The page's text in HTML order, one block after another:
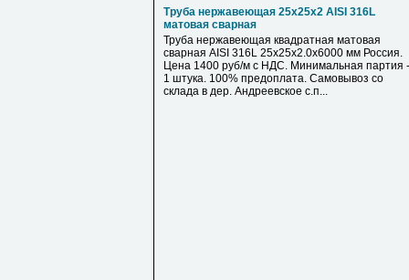
Труба нержавеющая 25х25х2 AISI 316L
матовая сварная
Труба нержавеющая квадратная матовая
сварная AISI 316L 25х25х2.0х6000 мм Россия.
Цена 1400 руб/м с НДС. Минимальная партия -
1 штука. 100% предоплата. Самовывоз со
склада в дер. Андреевское с.п...